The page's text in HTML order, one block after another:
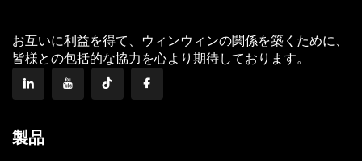
お互いに利益を得て、ウィンウィンの関係を築くために、
皆様との包括的な協力を心より期待しております。
製品